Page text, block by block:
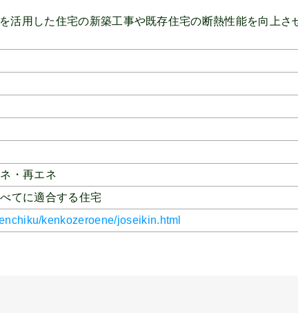
活用した住宅の新築工事や既存住宅の断熱性能を向上
・再エネ
てに適合する住宅
kenkozeroene/joseikin.html